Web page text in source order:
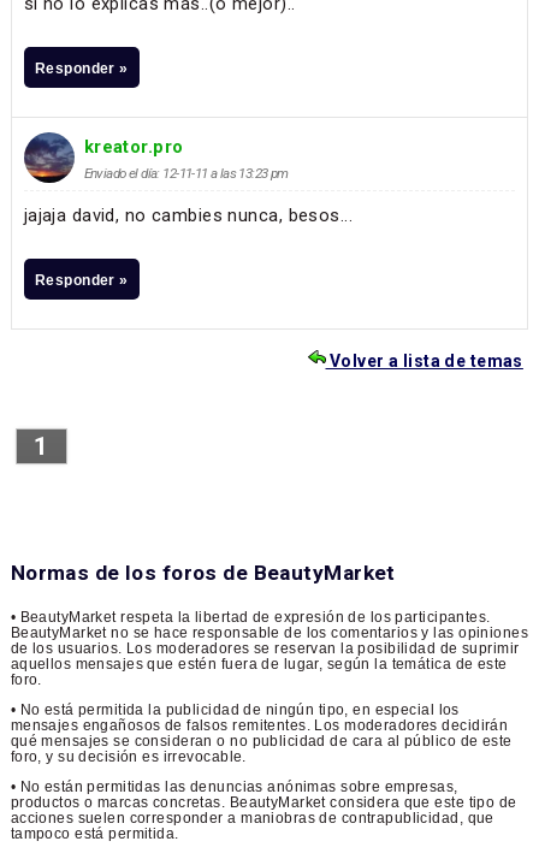
Responder »
kreator.pro
Enviado el día: 12-11-11 a las 13:23 pm
jajaja david, no cambies nunca, besos...
Responder »
Volver a lista de temas
1
Normas de los foros de BeautyMarket
• BeautyMarket respeta la libertad de expresión de los participantes.
BeautyMarket no se hace responsable de los comentarios y las opiniones
de los usuarios. Los moderadores se reservan la posibilidad de suprimir
aquellos mensajes que estén fuera de lugar, según la temática de este
foro.
• No está permitida la publicidad de ningún tipo, en especial los
mensajes engañosos de falsos remitentes. Los moderadores decidirán
qué mensajes se consideran o no publicidad de cara al público de este
foro, y su decisión es irrevocable.
• No están permitidas las denuncias anónimas sobre empresas,
productos o marcas concretas. BeautyMarket considera que este tipo de
acciones suelen corresponder a maniobras de contrapublicidad, que
tampoco está permitida.